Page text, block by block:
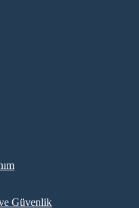
Güvenlik